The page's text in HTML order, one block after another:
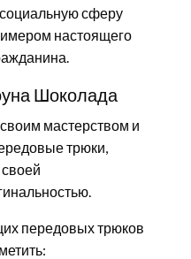
сферу
настоящего
Шоколада
мастерством и
трюки,
передовых трюков